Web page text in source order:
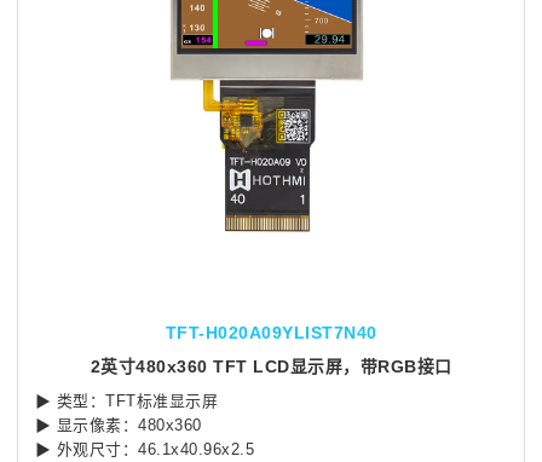
TFT-H020A09YLIST7N40
2英寸480x360 TFT LCD显示屏，带RGB接口
▶ 类型：TFT标准显示屏
▶ 显示像素：480x360
▶ 外观尺寸：46.1x40.96x2.5